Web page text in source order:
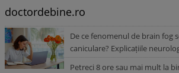
doctordebine.ro
De ce fenomenul de brain fog
caniculare? Explicațiile
Petreci 8 ore sau mai mult la